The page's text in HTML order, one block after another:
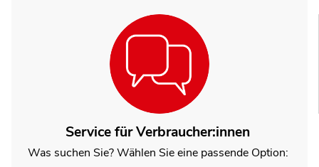
Service für Verbraucher:innen
Was suchen Sie? Wählen Sie eine passende Option: